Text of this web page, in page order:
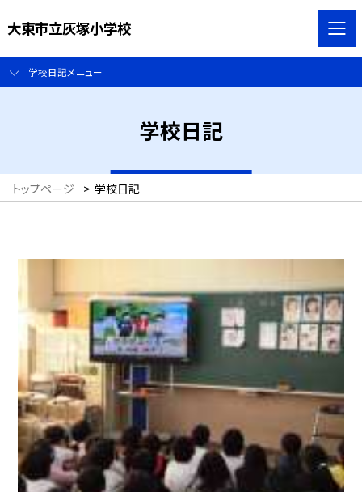
大東市立灰塚小学校
学校日記メニュー
学校日記
トップページ > 学校日記